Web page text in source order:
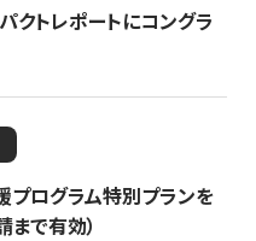
トレポートにコングラ
プログラム特別プランを
で有効）